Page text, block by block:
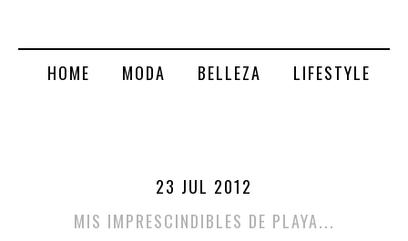
HOME MODA BELLEZA LIFESTYLE
23 JUL 2012
MIS IMPRESCINDIBLES DE PLAYA...